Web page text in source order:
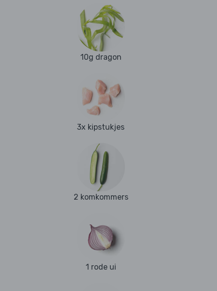
10g dragon
3x kipstukjes
2 komkommers
1 rode ui